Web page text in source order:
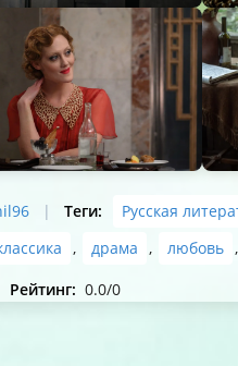
| Теги: Русская
, драма , любовь ,
Рейтинг: 0.0/0